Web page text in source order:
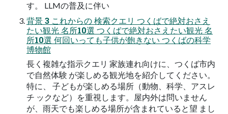
す。 LLMの普及に伴い
背景 3 これからの 検索クエリ つくばで絶対おさえ
たい観光 名所10選 つくばで絶対おさえたい観光 名
所10選 何回いっても子供が飽きない つくばの科学
博物館
長く複雑な指示クエリ 家族連れ向けに、つくば市内
で自然体験 が楽しめる観光地を紹介してください。
特に、 子どもが楽しめる場所（動物、科学、アスレ
チ ックなど）を重視します。屋内外は問いません
が、雨天でも楽しめる場所が含まれていると望 まし